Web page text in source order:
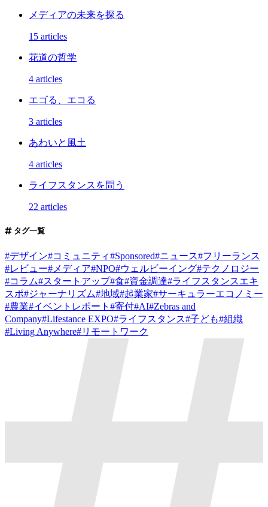
メディアの未来を探る
15 articles
花道の哲学
4 articles
エゴる、エコる
3 articles
あわいと風土
4 articles
ライフスタンスを問う
22 articles
タグ一覧
#デザイン#コミュニティ#Sponsored#ニュース#フリーランス
#レビュー# メディア#NPO#ウェルビーイング#テクノロジー
#コラム#スタートアップ#食#資金調達#ライフスタンスエキ
スポ#ジャーナリズム#地域#起業家#サーキュラーエコノミー
#農業#イベントレポート #寄付#AI#Zebras and
Company#Lifestance EXPO#ライフスタンス#子ども#組織
#Living Anywhere#リモートワーク